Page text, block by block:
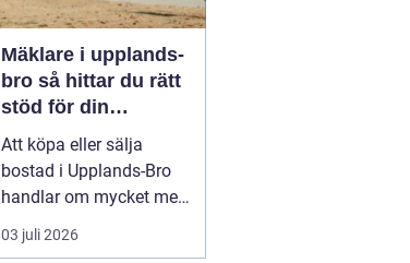
Mäklare i upplands-
bro så hittar du rätt
stöd för din
bostadsaffär
Att köpa eller sälja
bostad i Upplands-Bro
handlar om mycket mer
än kvadratmeter och
slutpris. Kommunen
03 juli 2026